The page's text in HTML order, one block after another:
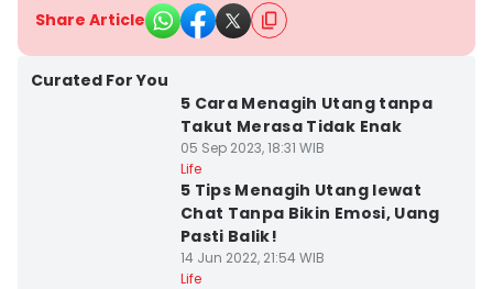
Share Article
Curated For You
5 Cara Menagih Utang tanpa
Takut Merasa Tidak Enak
05 Sep 2023, 18:31 WIB
Life
5 Tips Menagih Utang lewat
Chat Tanpa Bikin Emosi, Uang
Pasti Balik!
14 Jun 2022, 21:54 WIB
Life